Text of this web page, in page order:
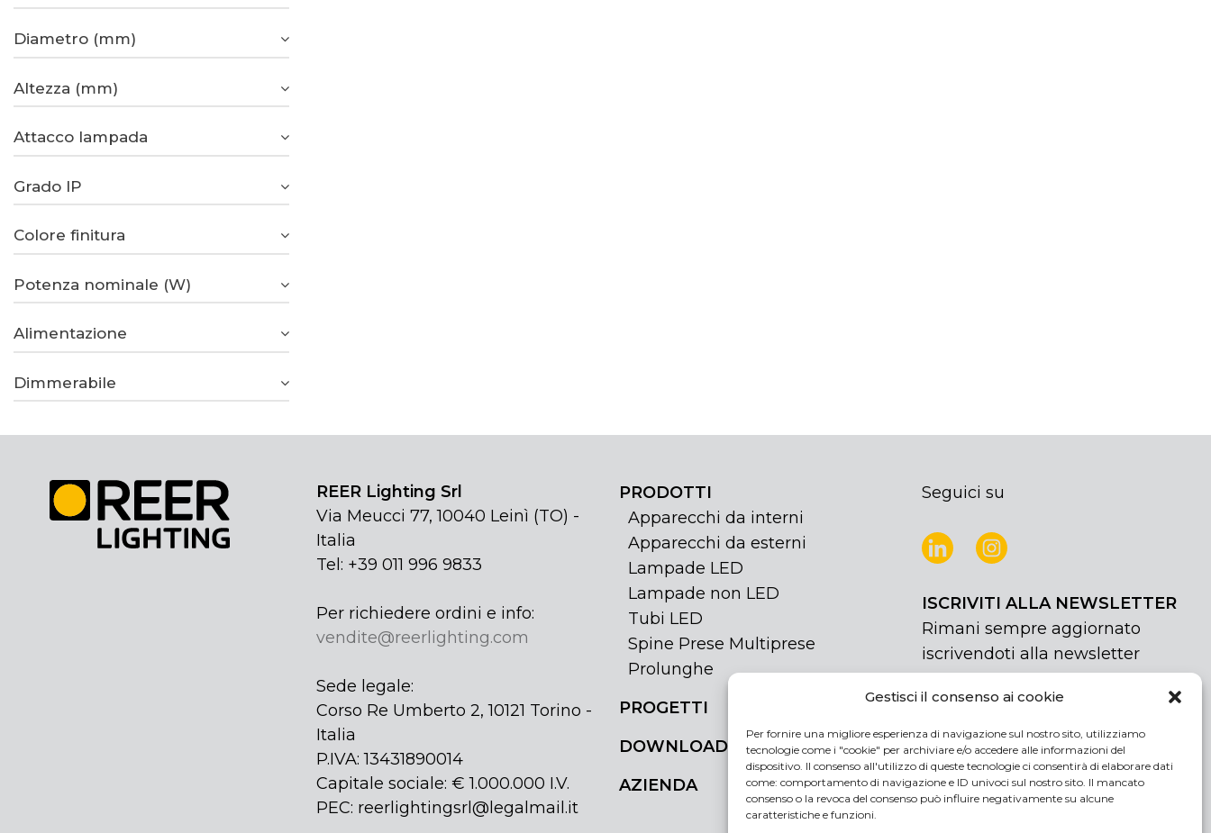
Gestisci il consenso ai cookie
Per fornire una migliore esperienza di navigazione sul nostro sito, utilizziamo
tecnologie come i "cookie" per archiviare e/o accedere alle informazioni del
dispositivo. Il consenso all'utilizzo di queste tecnologie ci consentirà di elaborare dati
come: comportamento di navigazione e ID univoci sul nostro sito. Il mancato
consenso o la revoca del consenso può influire negativamente su alcune
caratteristiche e funzioni.
Diametro (mm)
Altezza (mm)
Attacco lampada
Grado IP
Colore finitura
Potenza nominale (W)
Alimentazione
Dimmerabile
REER Lighting Srl
Via Meucci 77, 10040 Leinì (TO) -
Italia
Tel: +39 011 996 9833
Per richiedere ordini e info:
vendite@reerlighting.com
Sede legale:
Corso Re Umberto 2, 10121 Torino -
Italia
P.IVA: 13431890014
Capitale sociale: € 1.000.000 I.V.
PEC: reerlightingsrl@legalmail.it
PRODOTTI
Apparecchi da interni
Apparecchi da esterni
Lampade LED
Lampade non LED
Tubi LED
Spine Prese Multiprese
Prolunghe
PROGETTI
DOWNLOAD
AZIENDA
Seguici su
ISCRIVITI ALLA NEWSLETTER
Rimani sempre aggiornato
iscrivendoti alla newsletter
NEWSLETTER
Acconsento al trattamento dei miei
dati personali
If
are
human,
leave